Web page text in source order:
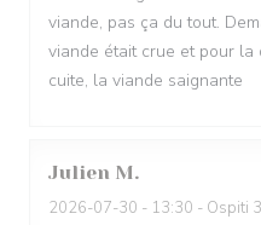
viande, pas ça du tout.
viande était crue et pour la
cuite, la viande saignante
Julien M
2026-07-30 - 13:30 - Ospiti 3